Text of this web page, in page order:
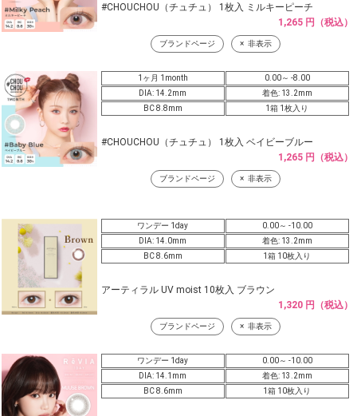
#CHOUCHOU（チュチュ） 1枚入 ミルキーピーチ
1,265 円（税込）
ブランドページ 非表示
1ヶ月 1month
0.00～ -8.00
DIA: 14.2mm
着色: 13.2mm
BC 8.8mm
1箱 1枚入り
#CHOUCHOU（チュチュ） 1枚入 ベイビーブルー
1,265 円（税込）
ブランドページ 非表示
ワンデー 1day
0.00～ -10.00
DIA: 14.0mm
着色: 13.2mm
BC 8.6mm
1箱 10枚入り
アーティラル UV moist 10枚入 ブラウン
1,320 円（税込）
ブランドページ 非表示
ワンデー 1day
0.00～ -10.00
DIA: 14.1mm
着色: 13.2mm
BC 8.6mm
1箱 10枚入り